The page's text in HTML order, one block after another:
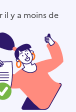
il y a moins de